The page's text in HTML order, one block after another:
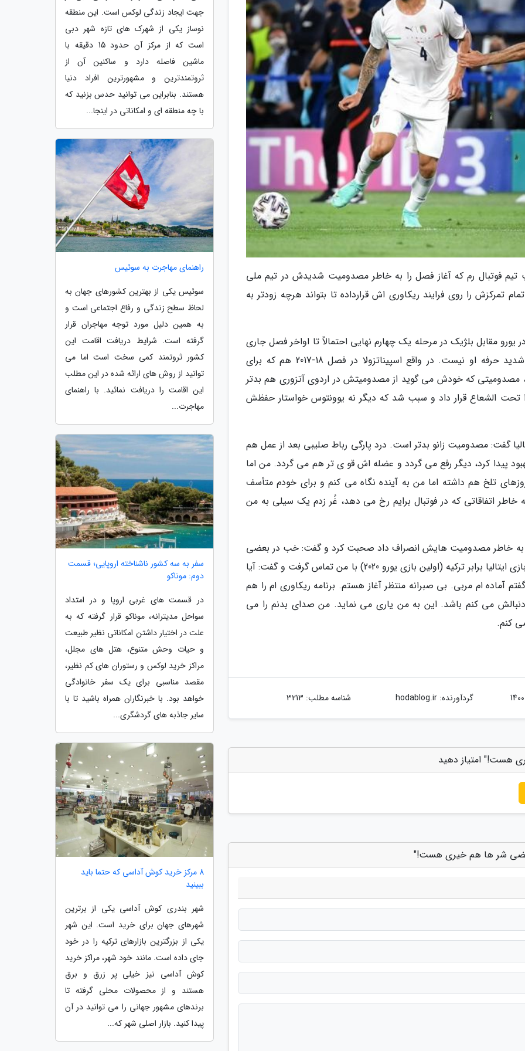
چپ تیم فوتبال رم که آغاز فصل را به خاطر مصدومیت شدیدش در تیم ملی
می گوید تمام تمرکزش را روی فرایند ریکاوری اش قرارداده تا بتواند هرچه زودتر به
آشیل در یورو مقابل بلژیک در مرحله یک چهارم نهایی احتمالاً تا اواخر فصل جاری
خانه نشین خواهد بود. این اما تنها مصدومیت شدید حرفه او نیست. در واقع اسپیناتزولا در فصل 18-2017 هم که برای
مصدومیتی که خودش می گوید از مصدومیتش در اردوی آتزوری هم بدتر
تحت الشعاع قرار داد و سبب شد که دیگر نه یوونتوس خواستار حفظش
گفت: مصدومیت زانو بدتر است. درد پارگی رباط صلیبی بعد از عمل هم
پیدا کرد، دیگر رفع می گردد و عضله اش قو ی تر هم می گردد. من اما
تلخ هم داشته اما من به آینده نگاه می کنم و برای خودم متأسف
خاطر اتفاقاتی که در فوتبال برایم رخ می دهد، غُر زدم یک سیلی به من
به خاطر مصدومیت هایش انصراف داد صحبت کرد و گفت: خب در بعضی
شرها خیری است. مورینیو (سرمربی رم) روز قبل از بازی ایتالیا برابر ترکیه (اولین بازی یورو 2020) با من تماس گرفت و گفت: آیا
آماده ام مربی. بی صبرانه منتظر آغاز هستم. برنامه ریکاوری ام را هم
می کنم باشد. این به من یاری می نماید. من صدای بدنم را می
کنم.
گردآورنده:hodablog.ir شناسه مطلب: 3213
هست!" امتیاز دهید
بعضی شر ها هم خیری هست!"
جهت ایجاد زندگی لوکس است. این منطقه
نوساز یکی از شهرک های تازه شهر دبی
است که از مرکز آن حدود 15 دقیقه با
ماشین فاصله دارد و ساکنین آن از
ثروتمندترین و مشهورترین افراد دنیا
هستند. بنابراین می توانید حدس بزنید که
با چه منطقه ای و امکاناتی در اینجا...
راهنمای مهاجرت به سوئیس
سوئیس یکی از بهترین کشورهای جهان به
لحاظ سطح زندگی و رفاع اجتماعی است و
به همین دلیل مورد توجه مهاجران قرار
گرفته است. شرایط دریافت اقامت این
کشور ثروتمند کمی سخت است اما می
توانید از روش های ارائه شده در این مطلب
این اقامت را دریافت نمائید. با راهنمای
مهاجرت...
سفر به سه کشور ناشناخته اروپایی؛ قسمت
دوم: موناکو
در قسمت های غربی اروپا و در امتداد
سواحل مدیترانه، موناکو قرار گرفته که به
علت در اختیار داشتن امکاناتی نظیر طبیعت
و حیات وحش متنوع، هتل های مجلل،
مراکز خرید لوکس و رستوران های کم نظیر،
مقصد مناسبی برای یک سفر خانوادگی
خواهد بود. با خبرنگاران همراه باشید تا با
سایر جاذبه های گردشگری...
8 مرکز خرید کوش آداسی که حتما باید
ببینید
شهر بندری کوش آداسی یکی از برترین
شهرهای جهان برای خرید است. این شهر
یکی از بزرگترین بازارهای ترکیه را در خود
جای داده است. مانند خود شهر، مراکز خرید
کوش آداسی نیز خیلی پر زرق و برق
هستند و از محصولات محلی گرفته تا
برندهای مشهور جهانی را می توانید در آن
پیدا کنید. بازار اصلی شهر که...